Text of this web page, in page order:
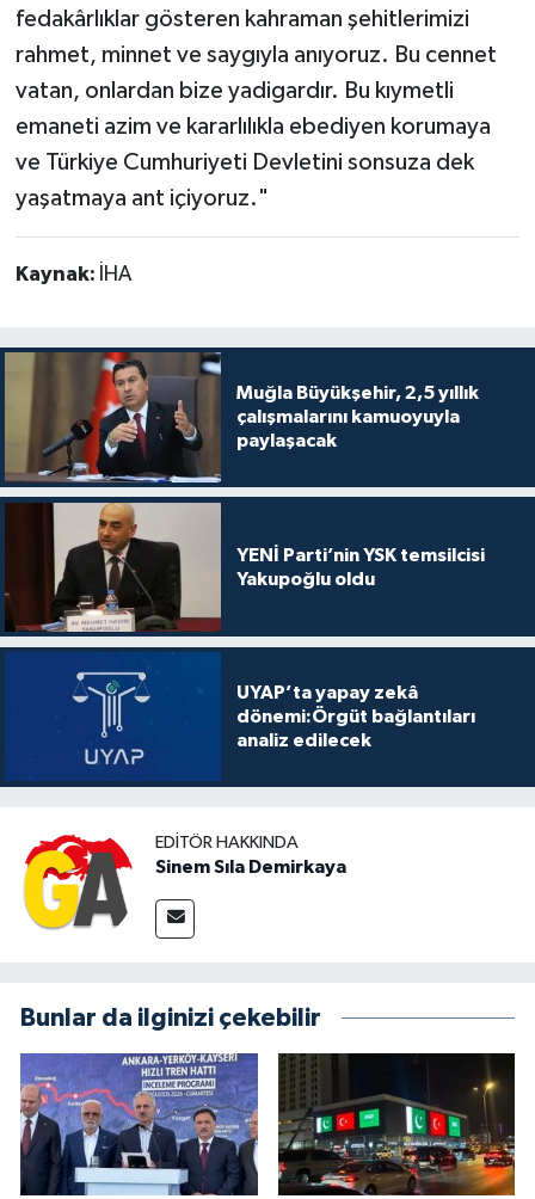
fedakârlıklar gösteren kahraman şehitlerimizi
rahmet, minnet ve saygıyla anıyoruz. Bu cennet
vatan, onlardan bize yadigardır. Bu kıymetli
emaneti azim ve kararlılıkla ebediyen korumaya
ve Türkiye Cumhuriyeti Devletini sonsuza dek
yaşatmaya ant içiyoruz."
Kaynak: İHA
Muğla Büyükşehir, 2,5 yıllık
çalışmalarını kamuoyuyla
paylaşacak
YENİ Parti’nin YSK temsilcisi
Yakupoğlu oldu
UYAP’ta yapay zekâ
dönemi:Örgüt bağlantıları
analiz edilecek
EDITÖR HAKKINDA
Sinem Sıla Demirkaya
Bunlar da ilginizi çekebilir